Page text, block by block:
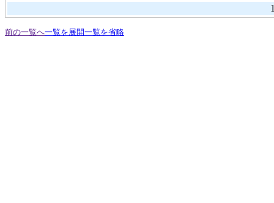
前の一覧へ一覧を展開一覧を省略